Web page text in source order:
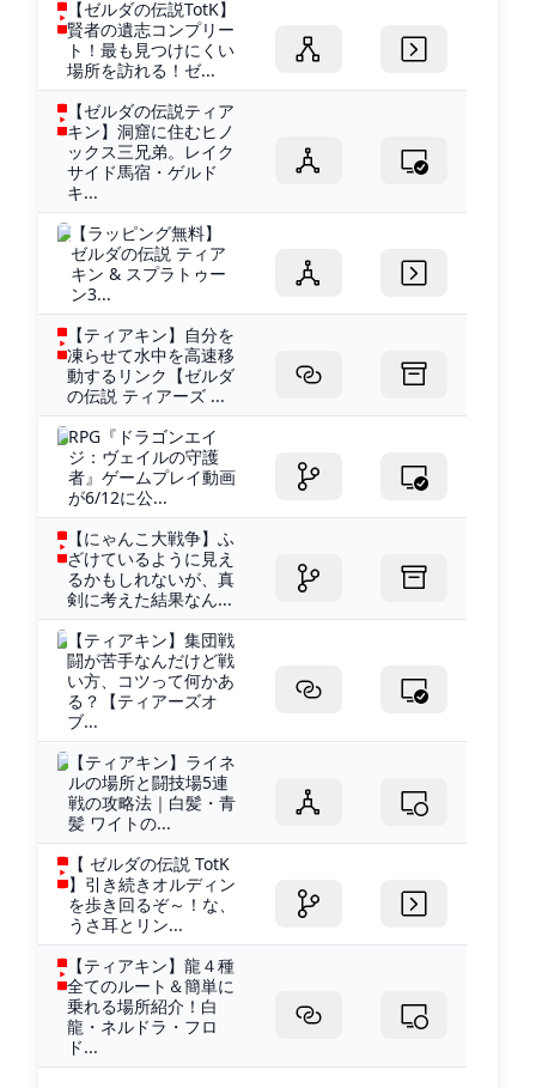
【ゼルダの伝説TotK】
賢者の遺志コンプリー
ト！最も見つけにくい
場所を訪れる！ゼ...
【ゼルダの伝説ティア
キン】洞窟に住むヒノ
ックス三兄弟。レイク
サイド馬宿・ゲルド
キ...
【ラッピング無料】
ゼルダの伝説 ティア
キン & スプラトゥー
ン3...
【ティアキン】自分を
凍らせて水中を高速移
動するリンク【ゼルダ
の伝説 ティアーズ ...
RPG『ドラゴンエイ
ジ：ヴェイルの守護
者』ゲームプレイ動画
が6/12に公...
【にゃんこ大戦争】ふ
ざけているように見え
るかもしれないが、真
剣に考えた結果なん...
【ティアキン】集団戦
闘が苦手なんだけど戦
い方、コツって何かあ
る？【ティアーズオ
ブ...
【ティアキン】ライネ
ルの場所と闘技場5連
戦の攻略法｜白髪・青
髪 ワイトの...
【 ゼルダの伝説 TotK
】引き続きオルディン
を歩き回るぞ～！な、
うさ耳とリン...
【ティアキン】龍４種
全てのルート＆簡単に
乗れる場所紹介！白
龍・ネルドラ・フロ
ド...